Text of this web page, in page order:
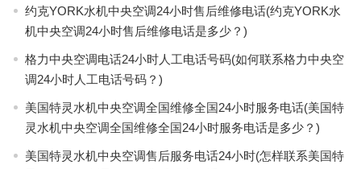
约克YORK水机中央空调24小时售后维修电话(约克YORK水
机中央空调24小时售后维修电话是多少？)
格力中央空调电话24小时人工电话号码(如何联系格力中央空
调24小时人工电话号码？)
美国特灵水机中央空调全国维修全国24小时服务电话(美国特
灵水机中央空调全国维修全国24小时服务电话是多少？)
美国特灵水机中央空调售后服务电话24小时(怎样联系美国特